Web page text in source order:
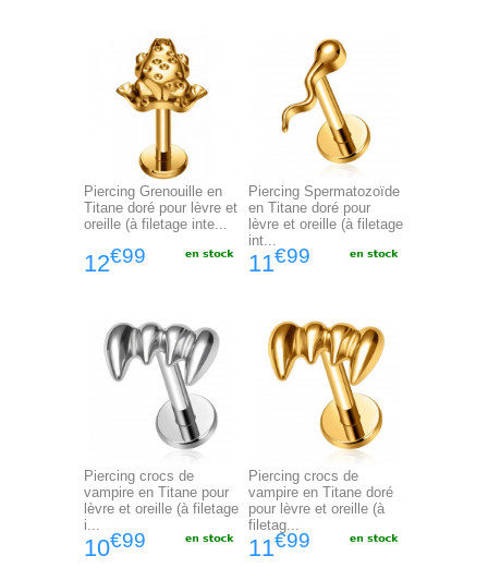
Piercing Grenouille en
Titane doré pour lèvre et
oreille (à filetage inte...
12€99
Piercing Spermatozoïde
en Titane doré pour
lèvre et oreille (à filetage
int...
11€99
Piercing crocs de
vampire en Titane pour
lèvre et oreille (à filetage
i...
10€99
Piercing crocs de
vampire en Titane doré
pour lèvre et oreille (à
filetag...
11€99